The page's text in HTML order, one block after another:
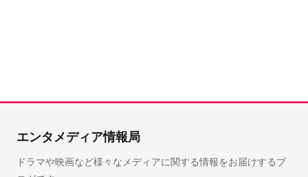
エンタメディア情報局
ドラマや映画など様々なメディアに関する情報をお届けするブ